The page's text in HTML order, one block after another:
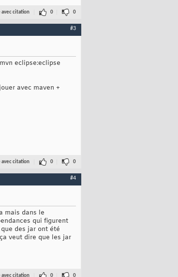
avec citation 0 0
#3
eclipse:eclipse
avec maven +
avec citation 0 0
#4
mais dans le
qui figurent
des jar ont été
veut dire que les jar